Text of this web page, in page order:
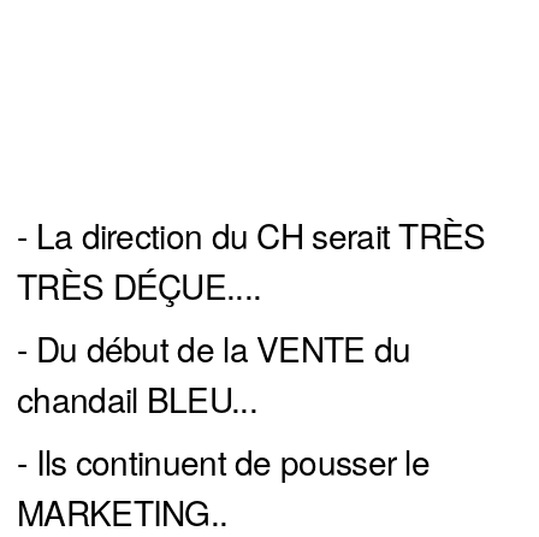
- La direction du CH serait TRÈS
TRÈS DÉÇUE....
- Du début de la VENTE du
chandail BLEU...
- Ils continuent de pousser le
MARKETING..